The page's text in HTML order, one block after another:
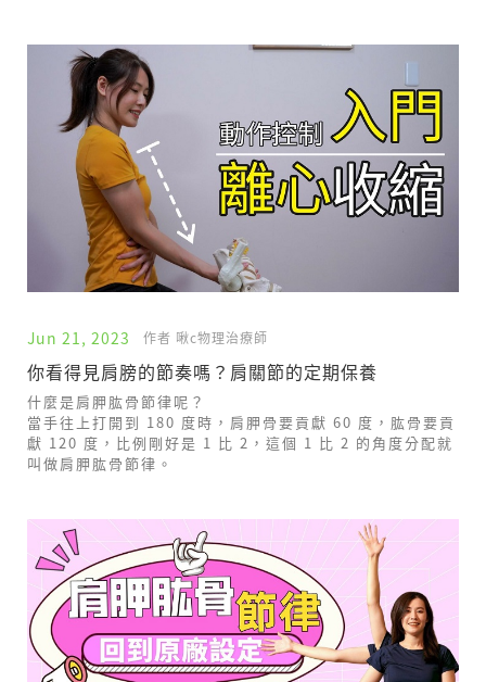
Jun 21, 2023 作者 啾c物理治療師
你看得見肩膀的節奏嗎？肩關節的定期保養
什麼是肩胛肱骨節律呢？
當手往上打開到 180 度時，肩胛骨要貢獻 60 度，肱骨要貢
獻 120 度，比例剛好是 1 比 2，這個 1 比 2 的角度分配就
叫做肩胛肱骨節律。